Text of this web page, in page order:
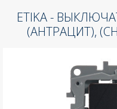
ETIKA -
(АНТРАЦИТ),